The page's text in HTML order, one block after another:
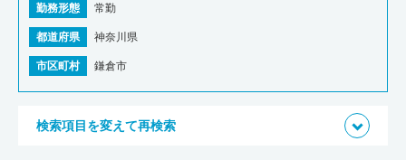
勤務形態 常勤
都道府県 神奈川県
市区町村 鎌倉市
検索項目を変えて再検索